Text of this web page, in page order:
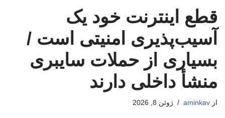
قطع اینترنت خود یک
آسیب‌پذیری امنیتی است /
بسیاری از حملات سایبری
منشأ داخلی دارند
از aminkav ژوئن 8, 2026